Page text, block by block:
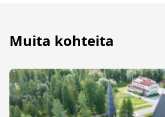
Muita kohteita